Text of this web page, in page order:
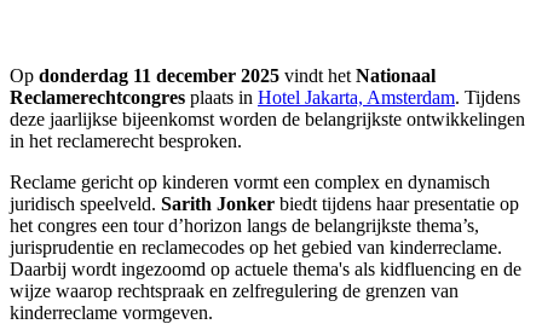
Op donderdag 11 december 2025 vindt het Nationaal
Reclamerechtcongres plaats in Hotel Jakarta, Amsterdam. Tijdens
deze jaarlijkse bijeenkomst worden de belangrijkste ontwikkelingen
in het reclamerecht besproken.
Reclame gericht op kinderen vormt een complex en dynamisch
juridisch speelveld. Sarith Jonker biedt tijdens haar presentatie op
het congres een tour d’horizon langs de belangrijkste thema’s,
jurisprudentie en reclamecodes op het gebied van kinderreclame.
Daarbij wordt ingezoomd op actuele thema's als kidfluencing en de
wijze waarop rechtspraak en zelfregulering de grenzen van
kinderreclame vormgeven.